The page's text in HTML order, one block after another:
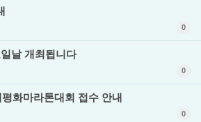
0
날 개최됩니다
0
화마라톤대회 접수 안내
0